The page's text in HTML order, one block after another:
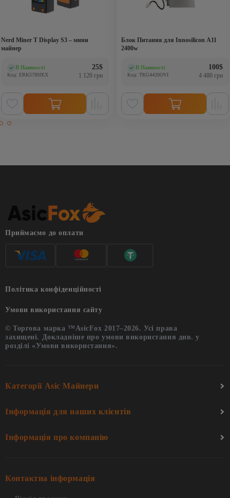
Nerd Miner T Display S3 – мини
майнер
В Наявності(0)
Код: ERK5789JEX
25$
1 120 грн
Блок Питания для Innosilicon A11
2400w
В Наявності(0)
Код: TKG4420OVI
100$
4 480 грн
Приймаємо до оплати
Політика конфіденційності
Умови використання сайту
© Торгова марка ™AsicFox 2017–2026. Усі права
захищені. Докладніше про умови використання див. у
розділі «Умови використання».
Категорії Asic Майнери
Інформація для наших клієнтів
Інформація про компанію
Контактна інформація